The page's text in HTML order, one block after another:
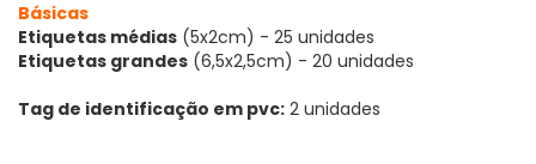
Básicas
Etiquetas médias (5x2cm) - 25 unidades
Etiquetas grandes (6,5x2,5cm) - 20 unidades
Tag de identificação em pvc: 2 unidades